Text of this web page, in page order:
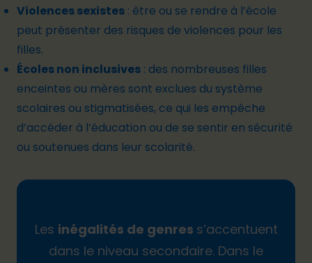
Violences sexistes : être ou se rendre à l’école
peut présenter des risques de violences pour les
filles.
Écoles non inclusives : des nombreuses filles
enceintes ou mères sont exclues du système
scolaires ou stigmatisées, ce qui les empêche
d’accéder à l’éducation ou de se sentir en sécurité
ou soutenues dans leur scolarité.
Les inégalités de genres s’accentuent
dans le niveau secondaire. Dans le